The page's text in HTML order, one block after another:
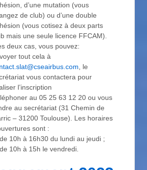
d’une mutation (vous
de club) ou d’une double
(vous cotisez à deux parts
mais une seule licence FFCAM).
deux cas, vous pouvez:
tout cela à
, le
vous contactera pour
l’inscription
au 05 25 63 12 20 ou vous
au secrétariat (31 Chemin de
– 31200 Toulouse). Les horaires
sont :
10h à 16h30 du lundi au jeudi ;
10h à 15h le vendredi.